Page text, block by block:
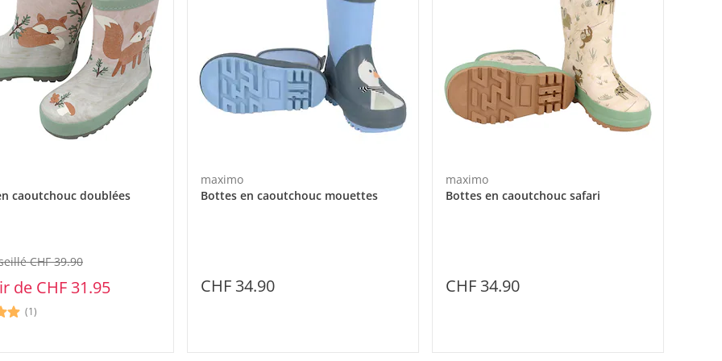
caoutchouc doublées
de CHF 31.95
CHF 39.90
(1)
maximo
Bottes en caoutchouc mouettes
CHF 34.90
maximo
Bottes en caoutchouc safari
CHF 34.90